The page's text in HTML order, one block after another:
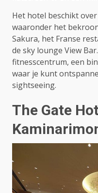
Het hotel beschikt
waaronder het
Sakura, het Franse
de sky lounge View
fitnesscentrum, een
waar je kunt
sightseeing.
The Gate